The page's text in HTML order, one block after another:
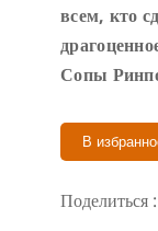
всем, кто
Сопы
В
Поделиться :